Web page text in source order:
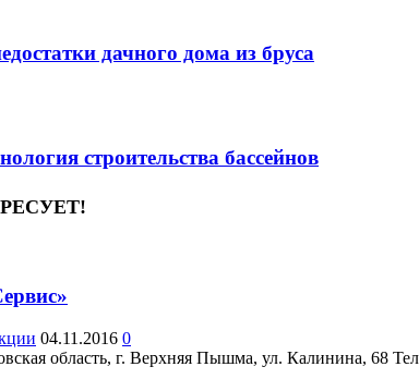
дачного дома из бруса
строительства бассейнов
04.11.2016 0
область, г. Верхняя Пышма, ул. Калинина, 68